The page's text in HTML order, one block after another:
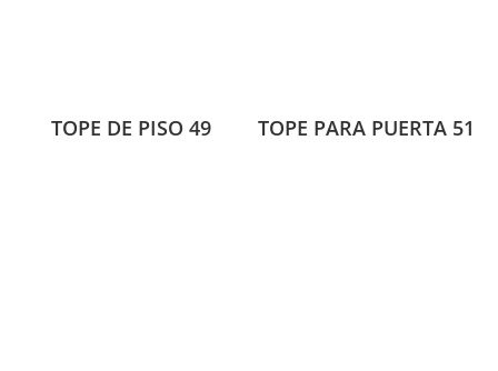
TOPE DE PISO 49 TOPE PARA PUERTA 51